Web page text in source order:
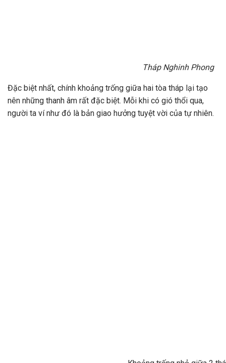
Tháp Nghinh Phong
Đặc biệt nhất, chính khoảng trống giữa hai tòa tháp lại tạo
nên những thanh âm rất đặc biệt. Mỗi khi có gió thổi qua,
người ta ví như đó là bản giao hưởng tuyệt vời của tự nhiên.